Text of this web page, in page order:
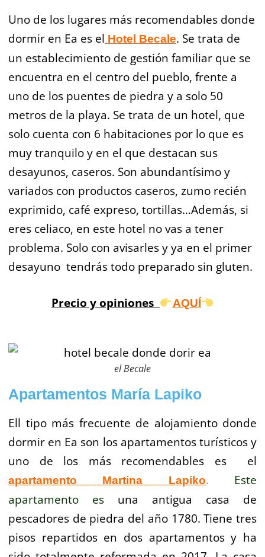
Uno de los lugares más recomendables donde
dormir en Ea es el Hotel Becale. Se trata de
un establecimiento de gestión familiar que se
encuentra en el centro del pueblo, frente a
uno de los puentes de piedra y a solo 50
metros de la playa. Se trata de un hotel, que
solo cuenta con 6 habitaciones por lo que es
muy tranquilo y en el que destacan sus
desayunos, caseros. Son abundantísimo y
variados con productos caseros, zumo recién
exprimido, café expreso, tortillas…Además, si
eres celiaco, en este hotel no vas a tener
problema. Solo con avisarles y ya en el primer
desayuno tendrás todo preparado sin gluten.
Precio y opiniones AQUÍ
el Becale
Apartamentos María Lapiko
Ell tipo más frecuente de alojamiento donde
dormir en Ea son los apartamentos turísticos y
uno de los más recomendables es el
apartamento Martina Lapiko. Este
apartamento es una antigua casa de
pescadores de piedra del año 1780. Tiene tres
pisos repartidos en dos apartamentos y ha